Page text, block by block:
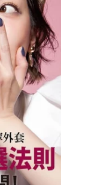
親子玩具
情趣用品